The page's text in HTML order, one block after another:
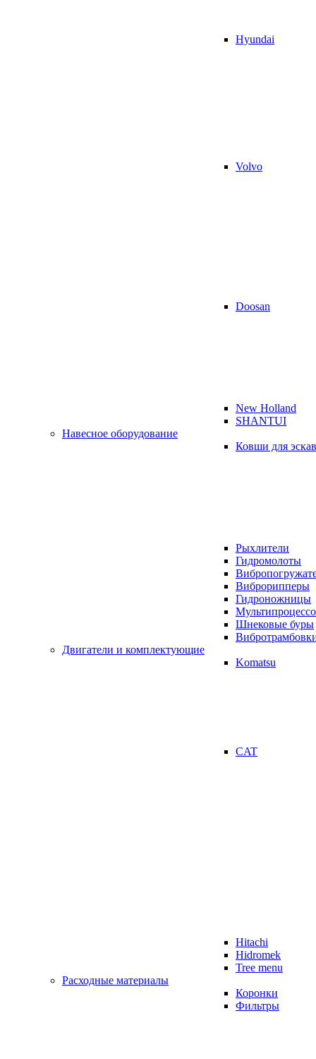
Hyundai
Volvo
Doosan
New Holland
SHANTUI
Навесное оборудование
Ковши для
Рыхлители
Гидромолоты
Виброрипперы
Гидроножницы
Шнековые буры
Двигатели и комплектующие
Komatsu
CAT
Hitachi
Hidromek
Tree menu
Расходные материалы
Коронки
Фильтры